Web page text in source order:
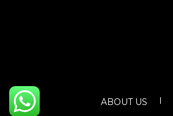
ABOUT US